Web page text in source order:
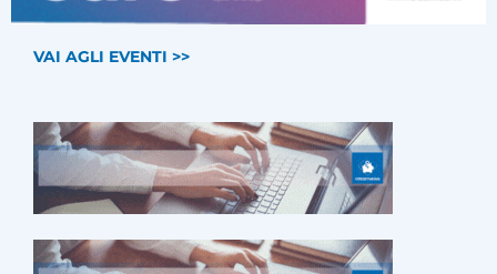
VAI AGLI EVENTI >>